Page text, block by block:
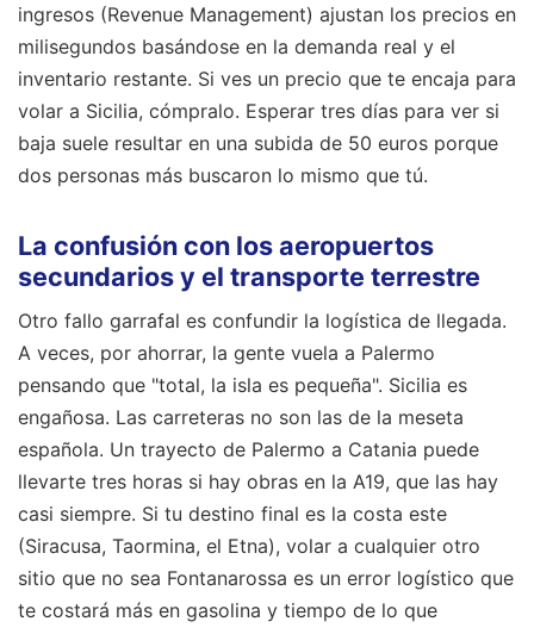
ingresos (Revenue Management) ajustan los precios en
milisegundos basándose en la demanda real y el
inventario restante. Si ves un precio que te encaja para
volar a Sicilia, cómpralo. Esperar tres días para ver si
baja suele resultar en una subida de 50 euros porque
dos personas más buscaron lo mismo que tú.
La confusión con los aeropuertos
secundarios y el transporte terrestre
Otro fallo garrafal es confundir la logística de llegada.
A veces, por ahorrar, la gente vuela a Palermo
pensando que "total, la isla es pequeña". Sicilia es
engañosa. Las carreteras no son las de la meseta
española. Un trayecto de Palermo a Catania puede
llevarte tres horas si hay obras en la A19, que las hay
casi siempre. Si tu destino final es la costa este
(Siracusa, Taormina, el Etna), volar a cualquier otro
sitio que no sea Fontanarossa es un error logístico que
te costará más en gasolina y tiempo de lo que